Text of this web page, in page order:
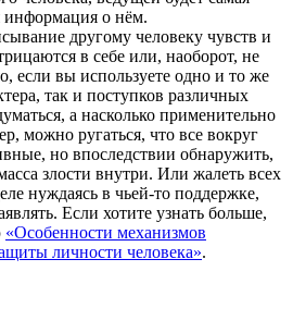
информация о нём.
другому человеку чувств и
в себе или, наоборот, не
если вы используете одно и то же
так и поступков различных
а насколько применительно
можно ругаться, что все вокруг
но впоследствии обнаружить,
злости внутри. Или жалеть всех
нуждаясь в чьей-то поддержке,
Если хотите узнать больше,
«Особенности механизмов
личности человека».